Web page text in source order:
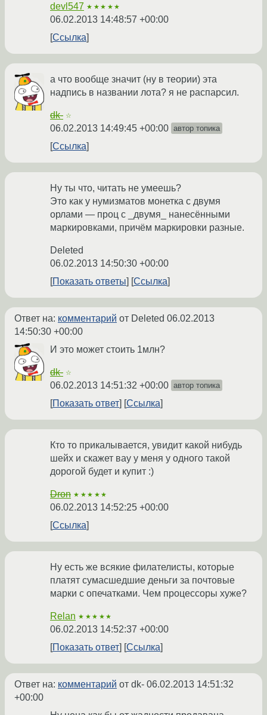
devl547 ★★★★★
06.02.2013 14:48:57 +00:00
Ссылка
а что вообще значит (ну в теории) эта
надпись в названии лота? я не распарсил.
dk- ☆
06.02.2013 14:49:45 +00:00 автор топика
Ссылка
Ну ты что, читать не умеешь?
Это как у нумизматов монетка с двумя
орлами — проц с _двумя_ нанесёнными
маркировками, причём маркировки разные.
Deleted
06.02.2013 14:50:30 +00:00
Показать ответы
Ссылка
Ответ на: комментарий от Deleted 06.02.2013
14:50:30 +00:00
И это может стоить 1млн?
dk- ☆
06.02.2013 14:51:32 +00:00 автор топика
Показать ответ Ссылка
Кто то прикалывается, увидит какой нибудь
шейх и скажет вау у меня у одного такой
дорогой будет и купит :)
Dron ★★★★★
06.02.2013 14:52:25 +00:00
Ссылка
Ну есть же всякие филателисты, которые
платят сумасшедшие деньги за почтовые
марки с опечатками. Чем процессоры хуже?
Relan ★★★★★
06.02.2013 14:52:37 +00:00
Показать ответ
Ссылка
Ответ на: комментарий от dk- 06.02.2013 14:51:32
+00:00